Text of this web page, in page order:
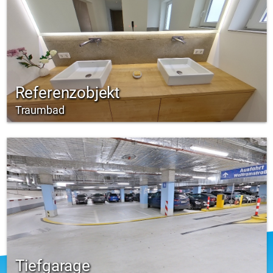
Referenzobjekt
Traumbad
Tiefgarage